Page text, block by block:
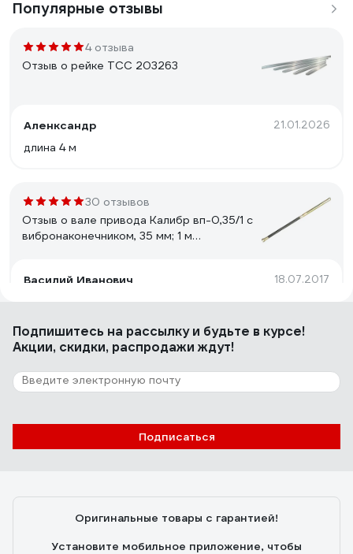
Популярные отзывы
4 отзыва
Отзыв о рейке ТСС 203263
Аленксандр 21.01.2026
длина 4 м
30 отзывов
Отзыв о вале привода Калибр вп-0,35/1 с
вибронаконечником, 35 мм; 1 м
Василий Иванович
18.07.2017
Неубиваемая
6 отзывов
Отзыв о фрезе REDDIAMOND Premium
310x25.4 мм; количество лопастей 2
Подпишитесь на рассылкуи будьте в курсе!
Акции, скидки, распродажи ждут!
Подписаться
Оригинальные товары с гарантией!
Установите мобильное приложение, чтобы